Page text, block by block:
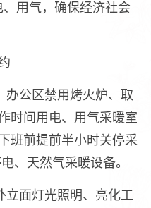
用气，确保经济社会
公区禁用烤火炉、取
时间用电、用气采暖室
班前提前半小时关停采
、天然气采暖设备。
面灯光照明、亮化工